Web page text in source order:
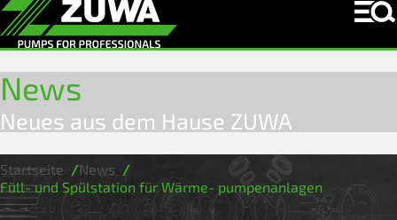
News
Neues aus dem Hause ZUWA
Startseite
News
Füll- und Spülstation für Wärme- pumpenanlagen